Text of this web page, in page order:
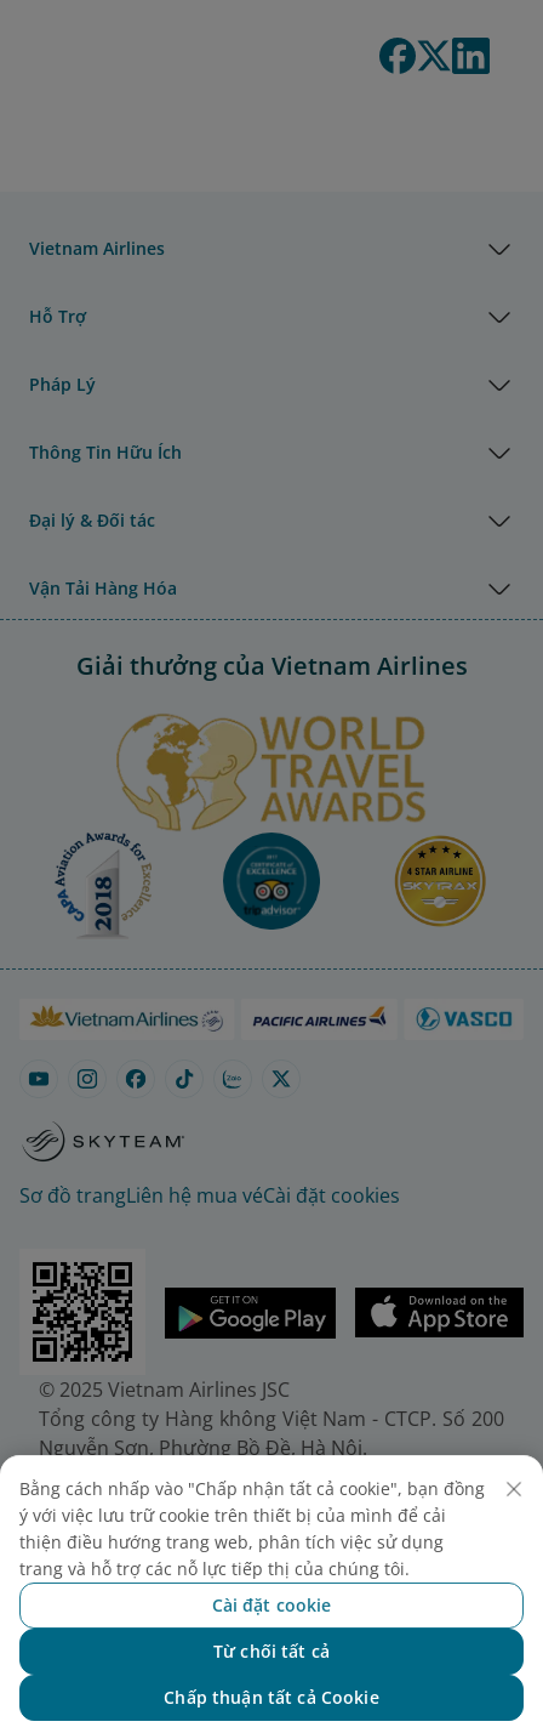
Vietnam Airlines
Hỗ Trợ
Pháp Lý
Thông Tin Hữu Ích
Đại lý & Đối tác
Vận Tải Hàng Hóa
Giải thưởng của Vietnam Airlines
Sơ đồ trangLiên hệ mua véCài đặt cookies
© 2025 Vietnam Airlines JSC
Tổng công ty Hàng không Việt Nam - CTCP. Số 200
Nguyễn Sơn, Phường Bồ Đề, Hà Nội.
Điện thoại: (+84-24) 38272289. Fax: (+84-24)
38722375
Giấy chứng nhận đăng ký doanh nghiệp, mã số
doanh nghiệp 0100107518, đăng ký lần đầu ngày
30/6/2010, đăng ký thay đổi lần thứ 10 ngày
24/7/2025, cấp bởi Sở Tài chính Thành phố Hà Nội.
Bằng cách nhấp vào "Chấp nhận tất cả cookie", bạn đồng
ý với việc lưu trữ cookie trên thiết bị của mình để cải
thiện điều hướng trang web, phân tích việc sử dụng
trang và hỗ trợ các nỗ lực tiếp thị của chúng tôi.
Cài đặt cookie
Từ chối tất cả
Chấp thuận tất cả Cookie